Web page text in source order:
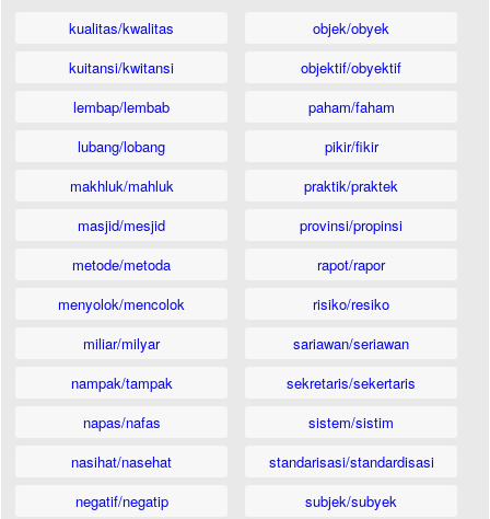
kualitas/kwalitas
kuitansi/kwitansi
lembap/lembab
lubang/lobang
makhluk/mahluk
masjid/mesjid
metode/metoda
menyolok/mencolok
miliar/milyar
nampak/tampak
napas/nafas
nasihat/nasehat
negatif/negatip
objek/obyek
objektif/obyektif
paham/faham
pikir/fikir
praktik/praktek
provinsi/propinsi
rapot/rapor
risiko/resiko
sariawan/seriawan
sekretaris/sekertaris
sistem/sistim
standarisasi/standardisasi
subjek/subyek